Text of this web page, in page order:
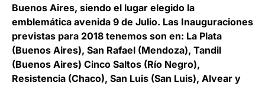
Buenos Aires, siendo el lugar elegido la
emblemática avenida 9 de Julio. Las Inauguraciones
previstas para 2018 tenemos son en: La Plata
(Buenos Aires), San Rafael (Mendoza), Tandil
(Buenos Aires) Cinco Saltos (Río Negro),
Resistencia (Chaco), San Luis (San Luis), Alvear y